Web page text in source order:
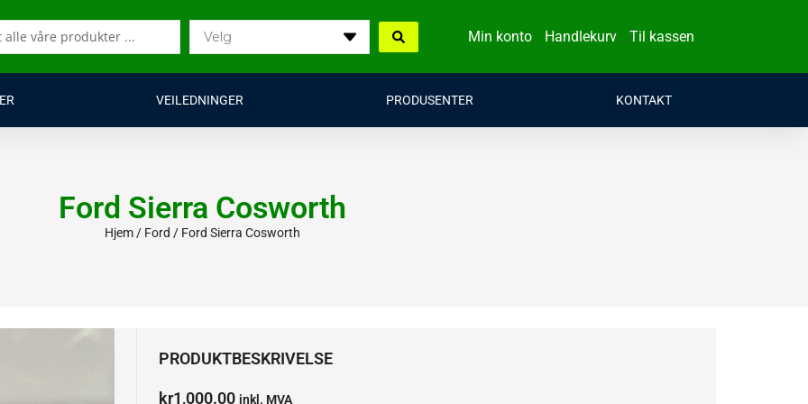
Min konto Handlekurv Til kassen
VEILEDNINGER PRODUSENTER KONTAKT
Ford Sierra Cosworth
Hjem/ Ford / Ford Sierra Cosworth
PRODUKTBESKRIVELSE
kr1,000.00 inkl. MVA